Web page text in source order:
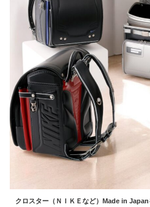
クロスター（ＮＩＫＥなど）Made in